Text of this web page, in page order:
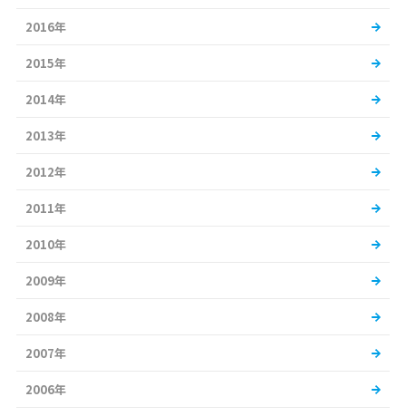
2016年
2015年
2014年
2013年
2012年
2011年
2010年
2009年
2008年
2007年
2006年